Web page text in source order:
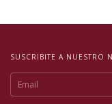
SUSCRIBITE A NUESTRO